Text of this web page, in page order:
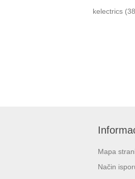
kelectrics
Mapa
Način